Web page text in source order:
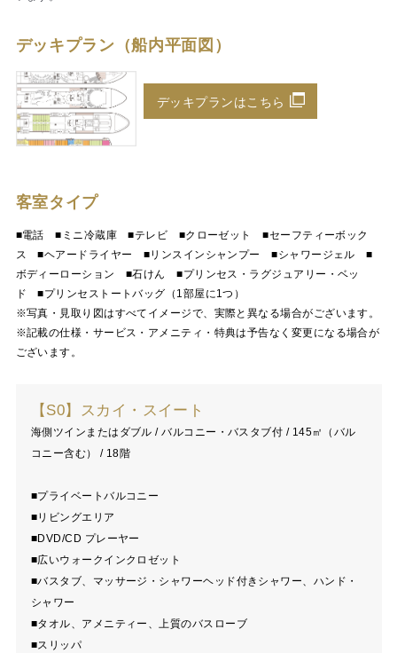
デッキプラン（船内平面図）
デッキプランはこちら
客室タイプ
■電話 ■ミニ冷蔵庫 ■テレビ ■クローゼット ■セーフティーボック
ス ■ヘアードライヤー ■リンスインシャンプー ■シャワージェル ■
ボディーローション ■石けん ■プリンセス・ラグジュアリー・ベッ
ド ■プリンセストートバッグ（1部屋に1つ）
※写真・見取り図はすべてイメージで、実際と異なる場合がございます。
※記載の仕様・サービス・アメニティ・特典は予告なく変更になる場合が
ございます。
【S0】スカイ・スイート
海側ツインまたはダブル / バルコニー・バスタブ付 / 145㎡（バル
コニー含む） / 18階
■プライベートバルコニー
■リビングエリア
■DVD/CD プレーヤー
■広いウォークインクロゼット
■バスタブ、マッサージ・シャワーヘッド付きシャワー、ハンド・
シャワー
■タオル、アメニティー、上質のバスローブ
■スリッパ